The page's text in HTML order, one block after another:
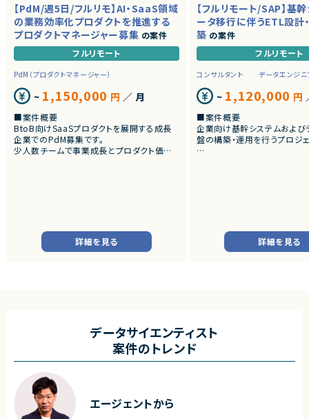
【PdM/週5日/フルリモ】AI・SaaS領域
の業務効率化プロダクトを推進する
プロダクトマネージャー募集 の案件
フルリモート
PdM（プロダクトマネージャー）
~ 1,150,000 円 ／ 月
■案件概要
BtoB向けSaaSプロダクトを展開する成長
企業でのPdM募集です。
少人数チームで事業成長とプロダクト価値
・新規サービス開発プロジェクト
・仮説立案、検証、優先順位付け
・KPI設計、ロードマップ策定および運用
・エンジニア、デザイナー、CS、Biz、マーケテ
ィングとの連携推進
■募集背景
・既存サービス拡大および新規プロダクト強
化に伴う体制増強
詳細を見る
【フルリモート/SAP】基
ータ移行に伴うETL設計
築 の案件
フルリモート
コンサルタント データエンジニ
~ 1,120,000 円
■案件概要
企業向け基幹システムおよび
盤の構築・運用を行うプロジェ
■業務内容
・SAP BWの既存データモデ
び帳票出力基盤の構築
・各種データ検証、テスト対応
装支援
詳細を見る
データサイエンティスト
案件のトレンド
エージェントから